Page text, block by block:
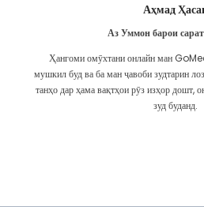
Аҳмад
Аз Уммон барои
Ҳангоми омӯхтани онлайн ман
мушкил буд ва ба ман ҷавоби зудтарин
танҳо дар ҳама вақтҳои рӯз изҳор дошт,
зуд буданд.